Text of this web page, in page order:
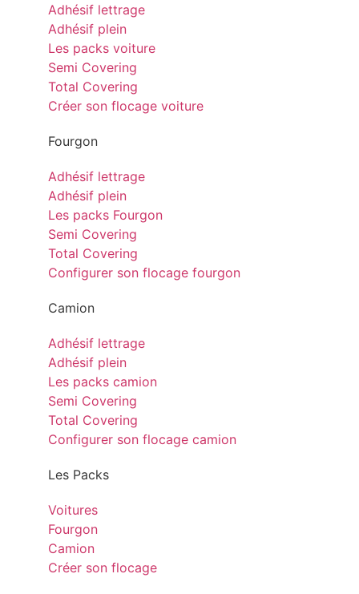
Adhésif lettrage
Adhésif plein
Les packs voiture
Semi Covering
Total Covering
Créer son flocage voiture
Fourgon
Adhésif lettrage
Adhésif plein
Les packs Fourgon
Semi Covering
Total Covering
Configurer son flocage fourgon
Camion
Adhésif lettrage
Adhésif plein
Les packs camion
Semi Covering
Total Covering
Configurer son flocage camion
Les Packs
Voitures
Fourgon
Camion
Créer son flocage